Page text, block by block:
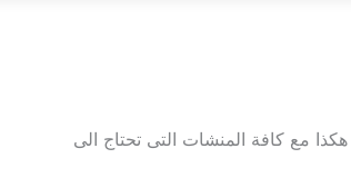
مع كافة المنشات التى تحتاج الى